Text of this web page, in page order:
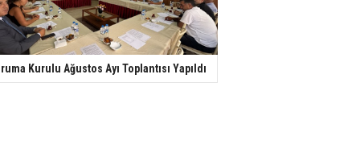
Kurulu Ağustos Ayı Toplantısı Yapıldı